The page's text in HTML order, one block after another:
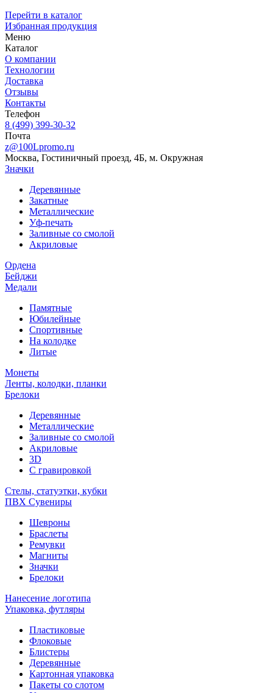
Перейти в каталог
Избранная продукция
Меню
Каталог
О компании
Технологии
Доставка
Отзывы
Контакты
Телефон
8 (499) 399-30-32
Почта
z@100Lpromo.ru
Москва, Гостиничный проезд, 4Б, м. Окружная
Значки
Деревянные
Закатные
Металлические
Уф-печать
Заливные со смолой
Акриловые
Ордена
Бейджи
Медали
Памятные
Юбилейные
Спортивные
На колодке
Литые
Монеты
Ленты, колодки, планки
Брелоки
Деревянные
Металлические
Заливные со смолой
Акриловые
3D
C гравировкой
Стелы, статуэтки, кубки
ПВХ Сувениры
Шевроны
Браслеты
Ремувки
Магниты
Значки
Брелоки
Нанесение логотипа
Упаковка, футляры
Пластиковые
Флоковые
Блистеры
Деревянные
Картонная упаковка
Пакеты со слотом